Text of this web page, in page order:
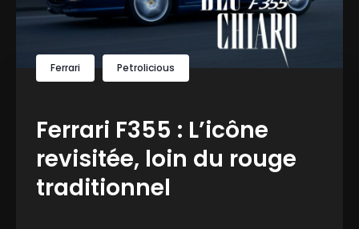
Ferrari Petrolicious
Ferrari F355 : L’icône
revisitée, loin du rouge
traditionnel